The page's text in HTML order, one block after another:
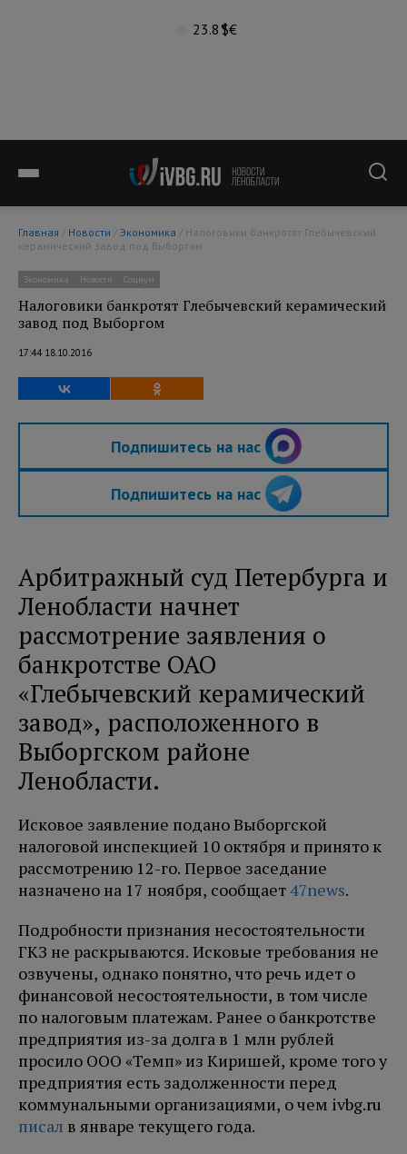
23.8°$€
Главная / Новости / Экономика
керамический завод под Выборгом
Экономика Новости Социум
Налоговики банкротят Глебычевский керамический
завод под Выборгом
17:44 18.10.2016
Подпишитесь на нас
Подпишитесь на нас
Арбитражный суд Петербурга и
Ленобласти начнет
рассмотрение заявления о
банкротстве ОАО
«Глебычевский керамический
завод», расположенного в
Выборгском районе
Ленобласти.
Исковое заявление подано Выборгской
налоговой инспекцией 10 октября и принято к
рассмотрению 12-го. Первое заседание
назначено на 17 ноября, сообщает47news.
Подробности признания несостоятельности
ГКЗ не раскрываются. Исковые требования не
озвучены, однако понятно, что речь идет о
финансовой несостоятельности, в том числе
по налоговым платежам. Ранее о банкротстве
предприятия из-за долга в 1 млн рублей
просило ООО «Темп» из Киришей, кроме того у
предприятия есть задолженности перед
коммунальными организациями, о чем ivbg.ru
писал в январе текущего года.